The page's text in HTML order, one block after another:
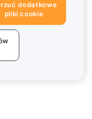
dodatkowe
pliki cookie